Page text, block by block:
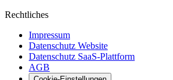
Rechtliches
Impressum
Datenschutz Website
Datenschutz SaaS-Plattform
AGB